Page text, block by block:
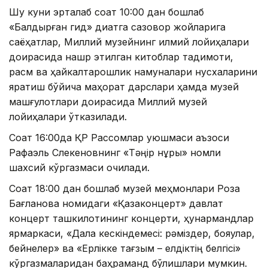
Шу куни эрталаб соат 10:00 дан бошлаб
«Балдырған гид» диққатга сазовор жойларига
саёҳатлар, Миллий музейнинг илмий лойиҳалари
доирасида нашр этилган китоблар тақдимоти,
расм ва ҳайкалтарошлик намуналари нусхаларини
яратиш бўйича маҳорат дарслари ҳамда музей
машғулотлари доирасида Миллий музей
лойиҳалари ўтказилади.
Соат 16:00да ҚР Рассомлар уюшмаси аъзоси
Рафаэль Слекеновнинг «Тәңір нұры» номли
шахсий кўргазмаси очилади.
Соат 18:00 дан бошлаб музей меҳмонлари Роза
Бағланова номидаги «Қазақконцерт» давлат
концерт ташкилотининг концерти, ҳунармандлар
ярмаркаси, «Дала кескіндемесі: рәміздер, бояулар,
бейнелер» ва «Ерлікке тағзым – елдіктің белгісі»
кўргазмаларидан баҳраманд бўлишлари мумкин.